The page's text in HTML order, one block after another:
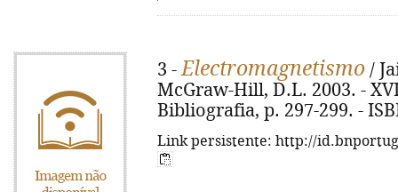
3 -Electromagnetismo /
McGraw-Hill, D.L. 2003. -
Bibliografia, p. 297-299. -
Link persistente: http://